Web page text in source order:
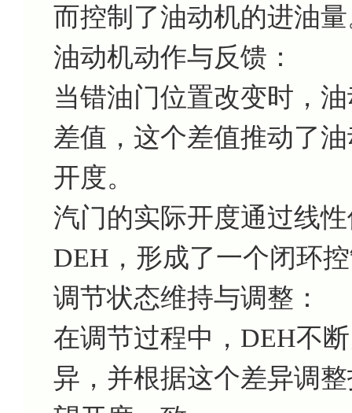
而控制了油动机的进油
油动机动作与反馈：
当错油门位置改变时，
差值，这个差值推动了
开度。
汽门的实际开度通过线
DEH，形成了一个闭环
调节状态维持与调整：
在调节过程中，DEH不
异，并根据这个差异调